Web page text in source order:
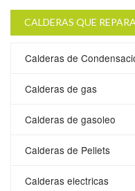
CALDERAS QUE
Calderas de
Calderas de gas
Calderas de gasoleo
Calderas de Pellets
Calderas electricas